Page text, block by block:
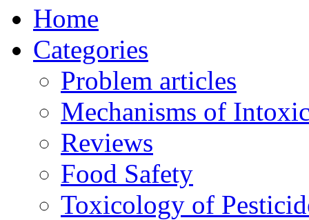
Home
Categories
Problem articles
Mechanisms of
Reviews
Food Safety
Toxicology of